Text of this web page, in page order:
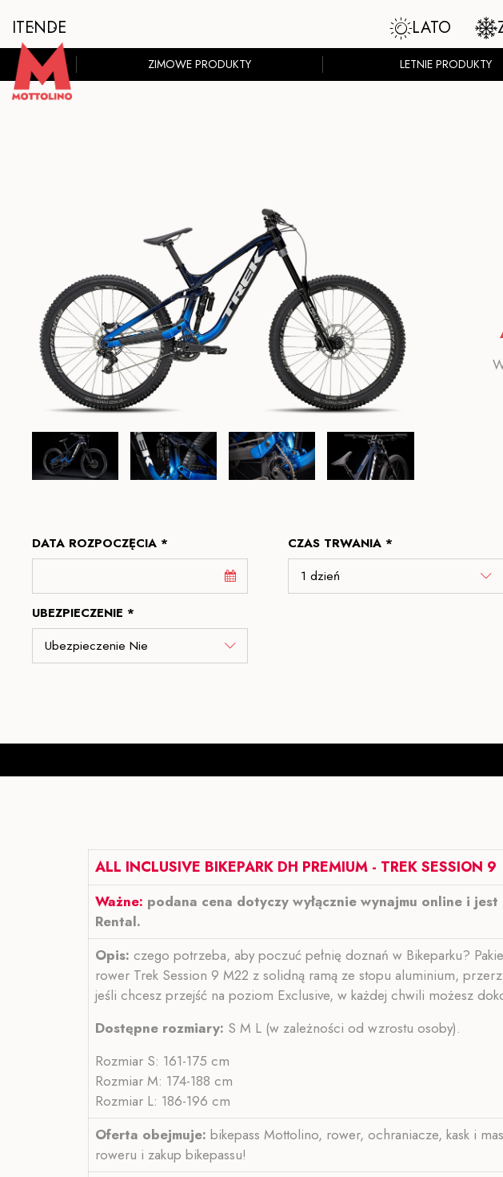
LATO
ITENDE
ZIMOWE PRODUKTY LETNIE PRODUKTY
DATA ROZPOCZĘCIA * CZAS TRWANIA *
UBEZPIECZENIE *
ALL INCLUSIVE BIKEPARK DH PREMIUM - TREK SESSION 9
Ważne: podana cena dotyczy wyłącznie wynajmu online i
Rental.
Opis: czego potrzeba, aby poczuć pełnię doznań w Bikeparku?
rower Trek Session 9 M22 z solidną ramą ze stopu aluminium,
jeśli chcesz przejść na poziom Exclusive, w każdej chwili możesz
Dostępne rozmiary: S M L (w zależności od wzrostu osoby).
Rozmiar S: 161-175 cm
Rozmiar M: 174-188 cm
Rozmiar L: 186-196 cm
Oferta obejmuje: bikepass Mottolino, rower, ochraniacze, kask i
roweru i zakup bikepassu!